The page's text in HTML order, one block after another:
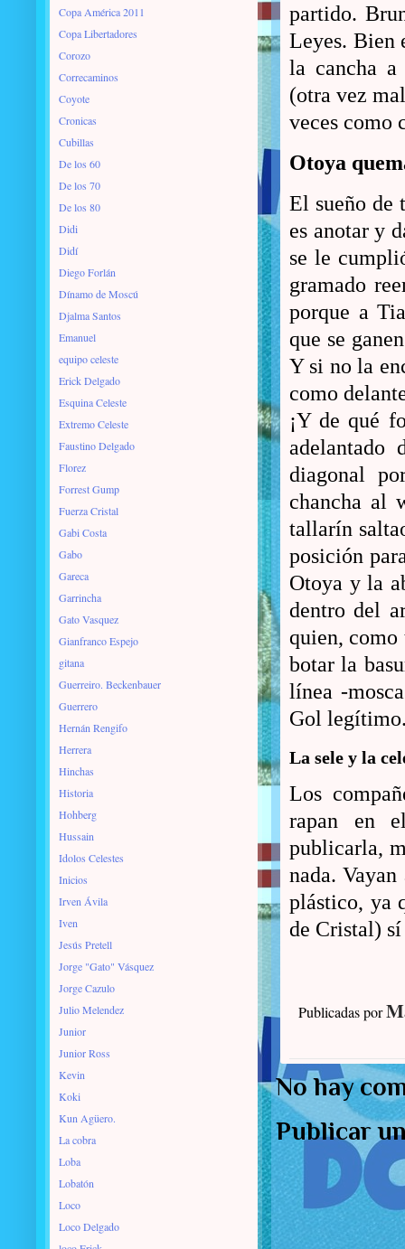
partido.
Leyes. Bien
la cancha a
(otra vez
veces como
Otoya
El sueño de
es anotar y
se le
gramado
porque a
que se
Y si no la
como
¡Y de qué
diagonal
chancha al
tallarín
posición
Otoya y la
dentro del
quien, como
botar la
línea -
Gol
La sele y la
Los
rapan en
publicarla,
nada.
plástico, ya
de Cristal)
Publicadas por
No hay
Publicar
Copa América 2011
Copa Libertadores
Corozo
Correcaminos
Coyote
Cronicas
Cubillas
De los 60
De los 70
De los 80
Didi
Didí
Diego Forlán
Dínamo de Moscú
Djalma Santos
Emanuel
equipo celeste
Erick Delgado
Esquina Celeste
Extremo Celeste
Faustino Delgado
Florez
Forrest Gump
Fuerza Cristal
Gabi Costa
Gabo
Gareca
Garrincha
Gato Vasquez
Gianfranco Espejo
gitana
Guerreiro. Beckenbauer
Guerrero
Hernán Rengifo
Herrera
Hinchas
Historia
Hohberg
Hussain
Idolos Celestes
Inicios
Irven Ávila
Iven
Jesús Pretell
Jorge "Gato" Vásquez
Jorge Cazulo
Julio Melendez
Junior
Junior Ross
Kevin
Koki
Kun Agüero.
La cobra
Loba
Lobatón
Loco
Loco Delgado